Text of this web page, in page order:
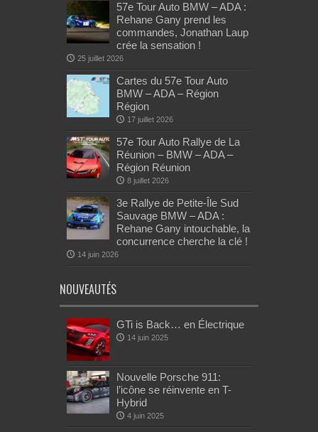
57e Tour Auto BMW – ADA :
Rehane Gany prend les
commandes, Jonathan Laup
crée la sensation !
25 juillet 2026
Cartes du 57e Tour Auto
BMW – ADA – Région
Région
17 juillet 2026
57e Tour Auto Rallye de La
Réunion – BMW – ADA –
Région Réunion
8 juillet 2026
3e Rallye de Petite-Île Sud
Sauvage BMW – ADA :
Rehane Gany intouchable, la
concurrence cherche la clé !
14 juin 2026
NOUVEAUTÉS
GTi is Back… en Électrique
14 juin 2025
Nouvelle Porsche 911:
l’icône se réinvente en T-
Hybrid
4 juin 2025